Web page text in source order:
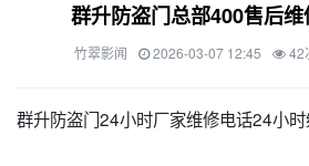
群升防盗门总部400售后
竹翠影闻 2026-03-07 12:45 42
群升防盗门24小时厂家维修电话24小